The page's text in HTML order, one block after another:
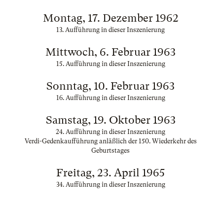
Montag, 17. Dezember 1962
13. Aufführung in dieser Inszenierung
Mittwoch, 6. Februar 1963
15. Aufführung in dieser Inszenierung
Sonntag, 10. Februar 1963
16. Aufführung in dieser Inszenierung
Samstag, 19. Oktober 1963
24. Aufführung in dieser Inszenierung
Verdi-Gedenkaufführung anläßlich der 150. Wiederkehr des
Geburtstages
Freitag, 23. April 1965
34. Aufführung in dieser Inszenierung